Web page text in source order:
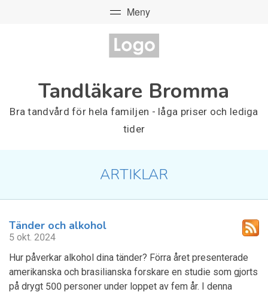
Tandläkare Bromma
Bra tandvård för hela familjen - låga priser och lediga
tider
ARTIKLAR
Tänder och alkohol
5 okt. 2024
Hur påverkar alkohol dina tänder? Förra året presenterade
amerikanska och brasilianska forskare en studie som gjorts
på drygt 500 personer under loppet av fem år. I denna